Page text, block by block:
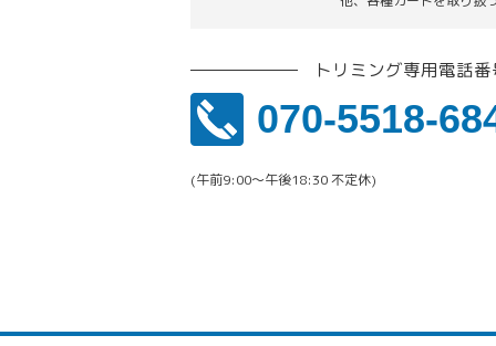
トリミング専用電話番
070-5518-
(午前9:00〜午後18:30 不定休)